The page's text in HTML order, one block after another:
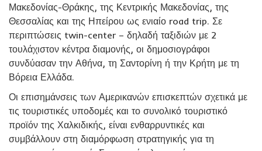
Μακεδονίας-Θράκης, της Κεντρικής Μακεδονίας, της
Θεσσαλίας και της Ηπείρου ως ενιαίο road trip. Σε
περιπτώσεις twin-center – δηλαδή ταξιδιών με 2
τουλάχιστον κέντρα διαμονής, οι δημοσιογράφοι
συνδύασαν την Αθήνα, τη Σαντορίνη ή την Κρήτη με τη
Βόρεια Ελλάδα.
Οι επισημάνσεις των Αμερικανών επισκεπτών σχετικά με
τις τουριστικές υποδομές και το συνολικό τουριστικό
προϊόν της Χαλκιδικής, είναι ενθαρρυντικές και
συμβάλλουν στη διαμόρφωση στρατηγικής για τη